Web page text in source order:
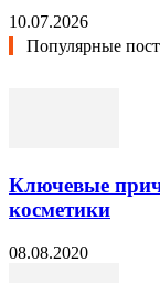
10.07.2026
Популярные
Ключевые
косметики
08.08.2020